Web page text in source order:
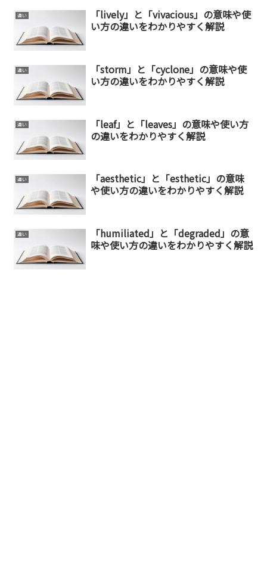
違い
「lively」と「vivacious」の意味や使
い方の違いをわかりやすく解説
違い
「storm」と「cyclone」の意味や使
い方の違いをわかりやすく解説
違い
「leaf」と「leaves」の意味や使い方
の違いをわかりやすく解説
違い
「aesthetic」と「esthetic」の意味
や使い方の違いをわかりやすく解説
違い
「humiliated」と「degraded」の意
味や使い方の違いをわかりやすく解説